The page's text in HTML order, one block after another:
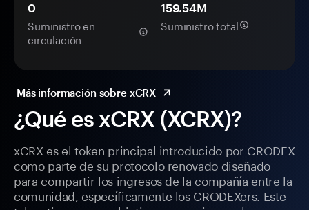
¿Qué es xCRX (XCRX)?
xCRX es el token principal introducido por CRODEX
como parte de su protocolo renovado diseñado
para compartir los ingresos de la compañía entre la
comunidad, específicamente los CRODEXers. Este
0
Suministro en
circulación
159.54M
Suministro total
Más información sobre xCRX